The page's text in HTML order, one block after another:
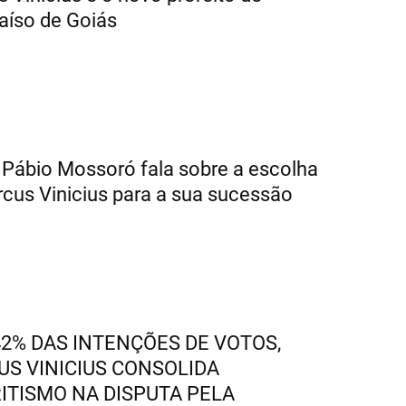
de Goiás
Mossoró fala sobre a escolha
Vinicius para a sua sucessão
DAS INTENÇÕES DE VOTOS,
VINICIUS CONSOLIDA
NA DISPUTA PELA